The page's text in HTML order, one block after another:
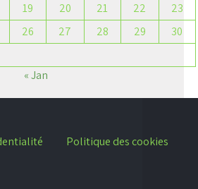
19 20 21 22
23
26 27 28 29
30
« Jan
Politique des cookies